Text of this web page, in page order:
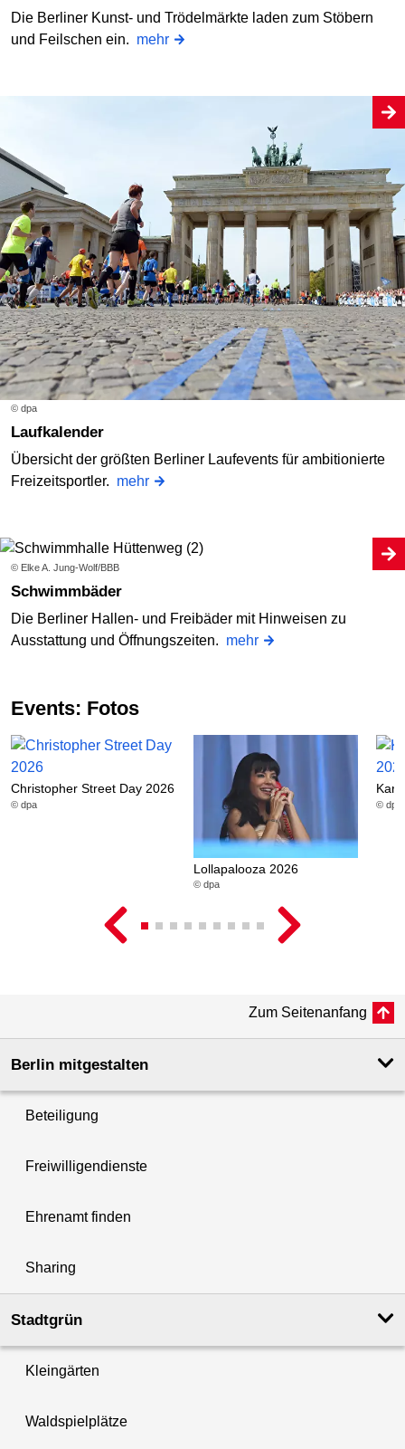
Die Berliner Kunst- und Trödelmärkte laden zum Stöbern
und Feilschen ein. mehr
© dpa
Laufkalender
Übersicht der größten Berliner Laufevents für ambitionierte
Freizeitsportler. mehr
© Elke A. Jung-Wolf/BBB
Schwimmbäder
Die Berliner Hallen- und Freibäder mit Hinweisen zu
Ausstattung und Öffnungszeiten. mehr
Events: Fotos
Christopher Street Day 2026
© dpa
Lollapalooza 2026
© dpa
© dpa
Zum Seitenanfang
Berlin mitgestalten
Beteiligung
Freiwilligendienste
Ehrenamt finden
Sharing
Stadtgrün
Kleingärten
Waldspielplätze